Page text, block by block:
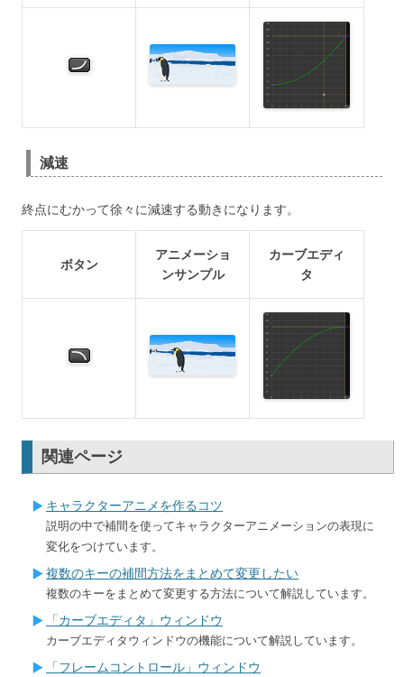
減速
終点にむかって徐々に減速する動きになります。
ボタン
アニメーショ
ンサンプル
カーブエディ
タ
関連ページ
キャラクターアニメを作るコツ
説明の中で補間を使ってキャラクターアニメーションの表現に
変化をつけています。
複数のキーの補間方法をまとめて変更したい
複数のキーをまとめて変更する方法について解説しています。
「カーブエディタ」ウィンドウ
カーブエディタウィンドウの機能について解説しています。
「フレームコントロール」ウィンドウ